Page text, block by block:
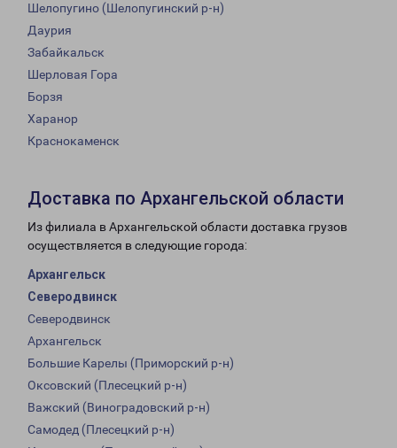
Шелопугино (Шелопугинский р-н)
Даурия
Забайкальск
Шерловая Гора
Борзя
Харанор
Краснокаменск
Доставка по Архангельской области
Из филиала в Архангельской области доставка грузов
осуществляется в следующие города:
Архангельск
Северодвинск
Северодвинск
Архангельск
Большие Карелы (Приморский р-н)
Оксовский (Плесецкий р-н)
Важский (Виноградовский р-н)
Самодед (Плесецкий р-н)